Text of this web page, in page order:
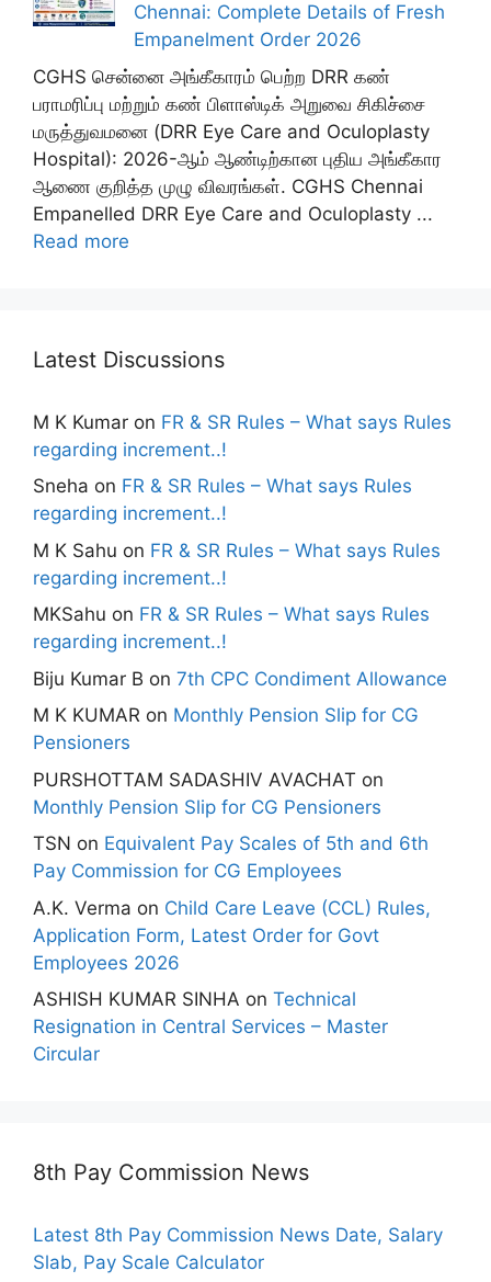
Chennai: Complete Details of Fresh
Empanelment Order 2026
CGHS சென்னை அங்கீகாரம் பெற்ற DRR கண்
பராமரிப்பு மற்றும் கண் பிளாஸ்டிக் அறுவை சிகிச்சை
மருத்துவமனை (DRR Eye Care and Oculoplasty
Hospital): 2026-ஆம் ஆண்டிற்கான புதிய அங்கீகார
ஆணை குறித்த முழு விவரங்கள். CGHS Chennai
Empanelled DRR Eye Care and Oculoplasty ...
Read more
Latest Discussions
M K Kumar on FR & SR Rules – What says Rules
regarding increment..!
Sneha on FR & SR Rules – What says Rules
regarding increment..!
M K Sahu on FR & SR Rules – What says Rules
regarding increment..!
MKSahu on FR & SR Rules – What says Rules
regarding increment..!
Biju Kumar B on 7th CPC Condiment Allowance
M K KUMAR on Monthly Pension Slip for CG
Pensioners
PURSHOTTAM SADASHIV AVACHAT on
Monthly Pension Slip for CG Pensioners
TSN on Equivalent Pay Scales of 5th and 6th
Pay Commission for CG Employees
A.K. Verma on Child Care Leave (CCL) Rules,
Application Form, Latest Order for Govt
Employees 2026
ASHISH KUMAR SINHA on Technical
Resignation in Central Services – Master
Circular
8th Pay Commission News
Latest 8th Pay Commission News Date, Salary
Slab, Pay Scale Calculator